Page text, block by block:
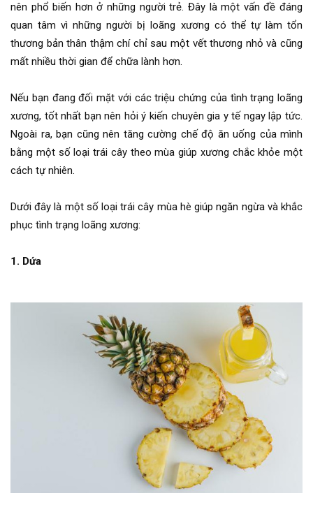
nên phổ biến hơn ở những người trẻ. Đây là một vấn đề đáng
quan tâm vì những người bị loãng xương có thể tự làm tổn
thương bản thân thậm chí chỉ sau một vết thương nhỏ và cũng
mất nhiều thời gian để chữa lành hơn.
Nếu bạn đang đối mặt với các triệu chứng của tình trạng loãng
xương, tốt nhất bạn nên hỏi ý kiến ​​chuyên gia y tế ngay lập tức.
Ngoài ra, bạn cũng nên tăng cường chế độ ăn uống của mình
bằng một số loại trái cây theo mùa giúp xương chắc khỏe một
cách tự nhiên.
Dưới đây là một số loại trái cây mùa hè giúp ngăn ngừa và khắc
phục tình trạng loãng xương:
1. Dứa